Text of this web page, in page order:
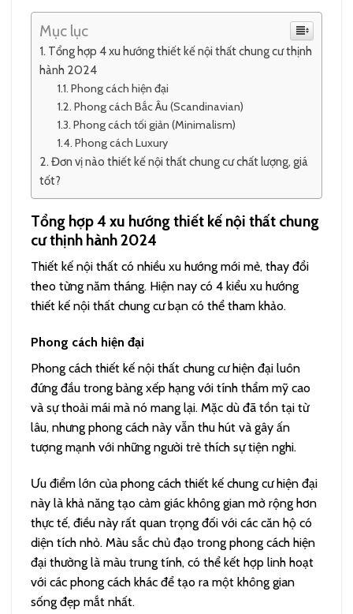
Mục lục
Tổng hợp 4 xu hướng thiết kế nội thất chung cư thịnh
hành 2024
Phong cách hiện đại
Phong cách Bắc Âu (Scandinavian)
Phong cách tối giản (Minimalism)
Phong cách Luxury
Đơn vị nào thiết kế nội thất chung cư chất lượng, giá
tốt?
Tổng hợp 4 xu hướng thiết kế nội thất chung
cư thịnh hành 2024
Thiết kế nội thất có nhiều xu hướng mới mẻ, thay đổi
theo từng năm tháng. Hiện nay có 4 kiểu xu hướng
thiết kế nội thất chung cư bạn có thể tham khảo.
Phong cách hiện đại
Phong cách thiết kế nội thất chung cư hiện đại luôn
đứng đầu trong bảng xếp hạng với tính thẩm mỹ cao
và sự thoải mái mà nó mang lại. Mặc dù đã tồn tại từ
lâu, nhưng phong cách này vẫn thu hút và gây ấn
tượng mạnh với những người trẻ thích sự tiện nghi.
Ưu điểm lớn của phong cách thiết kế chung cư hiện đại
này là khả năng tạo cảm giác không gian mở rộng hơn
thực tế, điều này rất quan trọng đối với các căn hộ có
diện tích nhỏ. Màu sắc chủ đạo trong phong cách hiện
đại thường là màu trung tính, có thể kết hợp linh hoạt
với các phong cách khác để tạo ra một không gian
sống đẹp mắt nhất.